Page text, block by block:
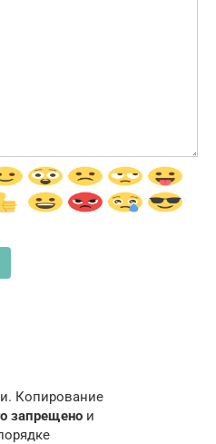
Копирование
запрещено и